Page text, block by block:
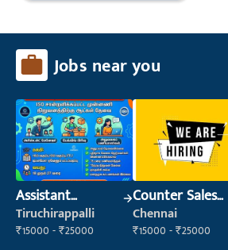
Jobs near you
Assistant
Manager
Tiruchirappalli
₹15000 - ₹25000
Counter Sales
Executive (Retail
Sales)
Chennai
₹15000 - ₹25000